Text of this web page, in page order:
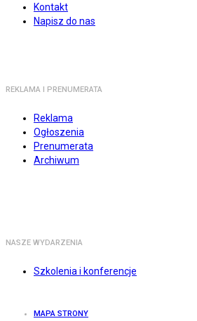
Kontakt
Napisz do nas
REKLAMA I PRENUMERATA
Reklama
Ogłoszenia
Prenumerata
Archiwum
NASZE WYDARZENIA
Szkolenia i konferencje
MAPA STRONY